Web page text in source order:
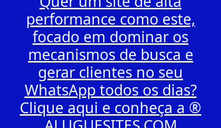
performance como este,
focado em dominar os
mecanismos de busca e
gerar clientes no seu
WhatsApp todos os dias?
Clique aqui e conheça a ®